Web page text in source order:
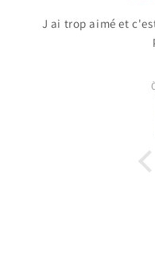
J ai trop aimé et